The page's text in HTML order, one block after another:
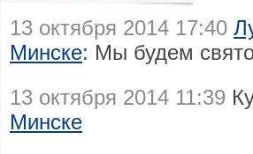
13 октября 2014 17:40
Минске: Мы будем свято
13 октября 2014 11:39
Минске